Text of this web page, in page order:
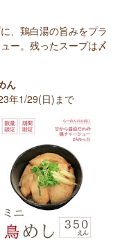
、鶏白湯の旨みをプラ
ー。残ったスープは〆
ん
年1/29(日)まで